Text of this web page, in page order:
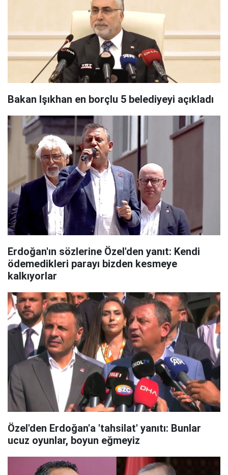
Bakan Işıkhan en borçlu 5 belediyeyi açıkladı
Erdoğan'ın sözlerine Özel'den yanıt: Kendi
ödemedikleri parayı bizden kesmeye
kalkıyorlar
Özel'den Erdoğan'a 'tahsilat' yanıtı: Bunlar
ucuz oyunlar, boyun eğmeyiz